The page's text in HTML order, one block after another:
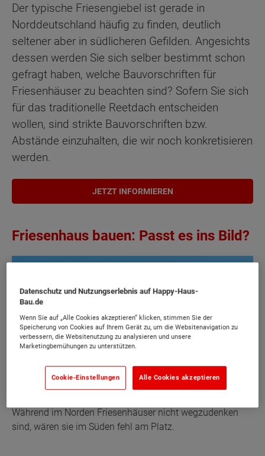
Der typische Friesengiebel ist gerade in
Norddeutschland häufig zu finden, deutlich
seltener aber in südlicheren Gefilden. Angesichts
dessen werden Sie sich selber bestimmt schon
gefragt haben, welche Bauvorschriften für
Friesenhäuser zu beachten sind? Sofern Sie sich
für das traditionelle Reetdach entscheiden
wollen, sind strikte Bauvorschriften bzw.
Abstände einzuhalten, die wir noch konkretisieren
werden.
JETZT INFORMIEREN
Friesenhaus bauen: Passt es ins Bild?
Während im Norden Friesenhäuser nicht wegzudenken
sind, wären sie im Süden fehl am Platz.
Datenschutz und Nutzungserlebnis auf Happy-Haus-
Bau.de
Wenn Sie auf „Alle Cookies akzeptieren“ klicken, stimmen Sie der
Speicherung von Cookies auf Ihrem Gerät zu, um die Websitenavigation zu
verbessern, die Websitenutzung zu analysieren und unsere
Marketingbemühungen zu unterstützen.
Cookie-Einstellungen Alle Cookies akzeptieren